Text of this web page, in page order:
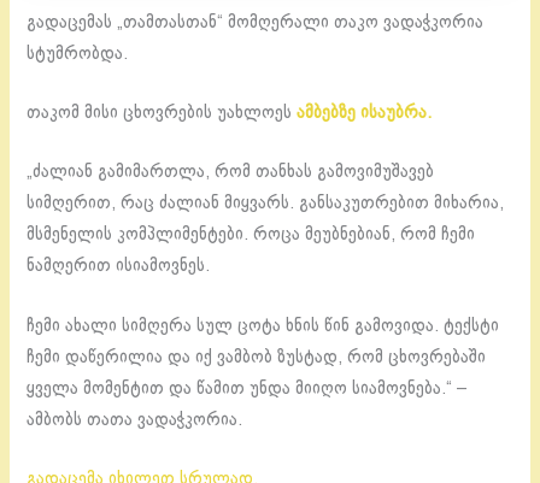
გადაცემას „თამთასთან“ მომღერალი თაკო ვადაჭკორია
სტუმრობდა.
თაკომ მისი ცხოვრების უახლოეს ამბებზე ისაუბრა.
„ძალიან გამიმართლა, რომ თანხას გამოვიმუშავებ
სიმღერით, რაც ძალიან მიყვარს. განსაკუთრებით მიხარია,
მსმენელის კომპლიმენტები. როცა მეუბნებიან, რომ ჩემი
ნამღერით ისიამოვნეს.
ჩემი ახალი სიმღერა სულ ცოტა ხნის წინ გამოვიდა. ტექსტი
ჩემი დაწერილია და იქ ვამბობ ზუსტად, რომ ცხოვრებაში
ყველა მომენტით და წამით უნდა მიიღო სიამოვნება.“ –
ამბობს თათა ვადაჭკორია.
გადაცემა იხილეთ სრულად.